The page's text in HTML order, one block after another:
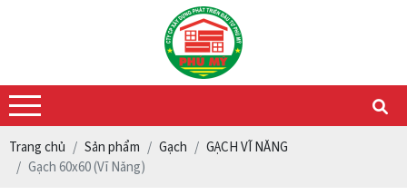
Trang chủ Sản phẩm Gạch
GẠCH VĨ NĂNG
Gạch 60x60 (Vĩ Năng)